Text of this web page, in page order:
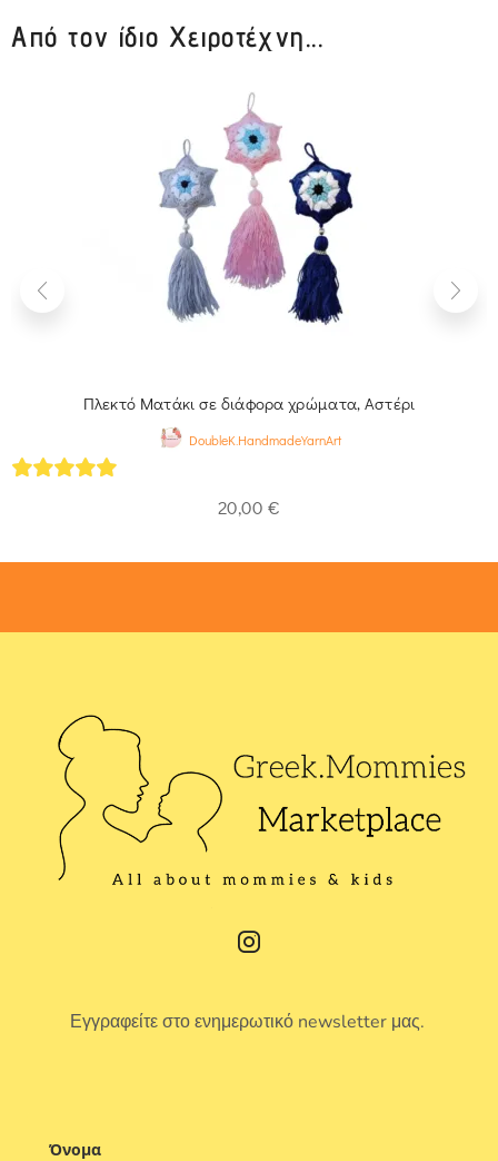
Από τον ίδιο Χειροτέχνη...
Πλεκτό Ματάκι σε διάφορα χρώματα, Αστέρι
DoubleK.HandmadeYarnArt
20,00 €
Εγγραφείτε στο ενημερωτικό newsletter μας.
Όνομα